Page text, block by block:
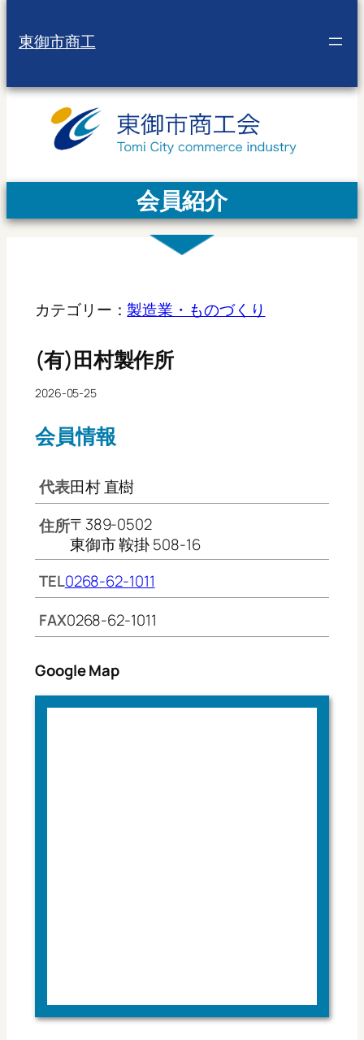
東御市商工
会員紹介
カテゴリー：製造業・ものづくり
(有)田村製作所
2026-05-25
会員情報
代表田村 直樹
住所〒389-0502
東御市 鞍掛 508-16
TEL0268-62-1011
FAX0268-62-1011
Google Map